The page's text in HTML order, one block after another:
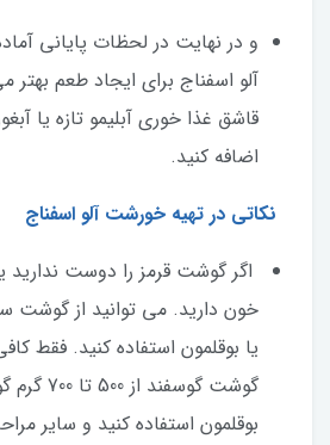
و در نهایت در لحظات پایانی
آلو اسفناج برای ایجاد طعم بهتر
قاشق غذا خوری آبلیمو تازه یا
اضافه کنید.
نکاتی در تهیه خورشت آلو اسفناج
اگر گوشت قرمز را دوست ندارید
خون دارید. می توانید از گوشت
یا بوقلمون استفاده کنید. فقط
گوشت
بوقلمون استفاده کنید و سایر